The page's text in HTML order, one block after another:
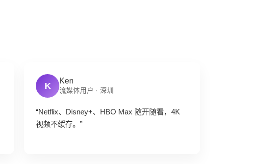
K
Ken
流媒体用户 · 深圳
“Netflix、Disney+、HBO Max 随开随看，4K
视频不缓存。”